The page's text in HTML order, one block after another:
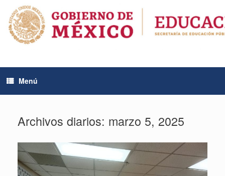
contenido
Menú
Archivos diarios: marzo 5, 2025